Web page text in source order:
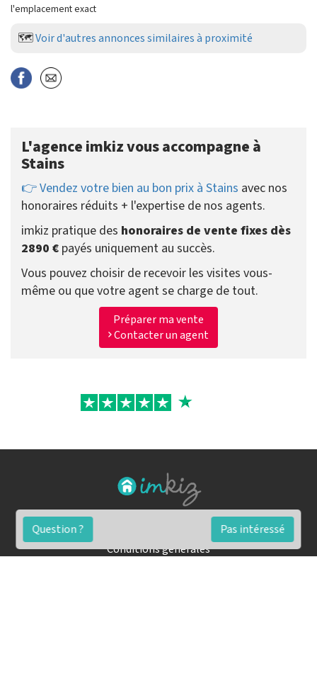
l'emplacement exact
🗺️Voir d'autres annonces similaires à proximité
Question ? Pas intéressé
L'agence imkiz vous accompagne à
Stains
👉 Vendez votre bien au bon prix à Stains avec nos
honoraires réduits + l'expertise de nos agents.
imkiz pratique des honoraires de vente fixes dès
2890 € payés uniquement au succès.
Vous pouvez choisir de recevoir les visites vous-
même ou que votre agent se charge de tout.
Préparer ma vente
Contacter un agent
Conditions générales